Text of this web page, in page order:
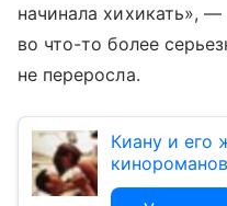
начинала хихикать»,
во что-то более
не переросла.
Киану и его